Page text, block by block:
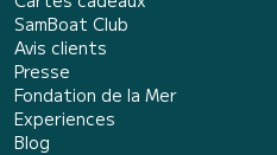
SamBoat Club
Avis clients
Presse
Fondation de la Mer
Experiences
Blog